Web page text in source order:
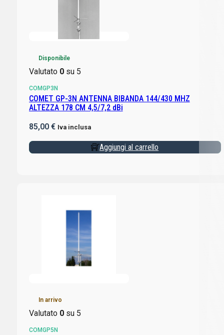
Disponibile
Valutato 0su 5
COMGP3N
COMET GP-3N ANTENNA BIBANDA 144/430 MHZ
ALTEZZA 178 CM 4,5/7,2 dBi
85,00 € Iva inclusa
Aggiungi al carrello
In arrivo
Valutato 0su 5
COMGP5N